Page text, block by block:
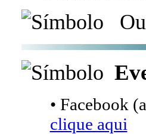
• Facebook
clique aqui